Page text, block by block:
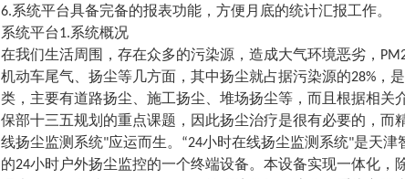
6.系统平台具备完备的报表功能，方便月底的统计汇报工作。
系统平台1.系统概况
在我们生活周围，存在众多的污染源，造成大气环境恶劣，
机动车尾气、扬尘等几方面，其中扬尘就占据污染源的28%，
类，主要有道路扬尘、施工扬尘、堆场扬尘等，而且根据相
保部十三五规划的重点课题，因此扬尘治疗是很有必要的，而
线扬尘监测系统"应运而生。“24小时在线扬尘监测系统"是天
的24小时户外扬尘监控的一个终端设备。本设备实现一体化